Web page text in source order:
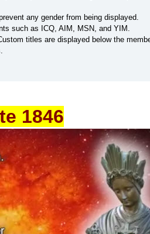
any gender from being displayed.
such as ICQ, AIM, MSN, and YIM.
titles are displayed below the
1846